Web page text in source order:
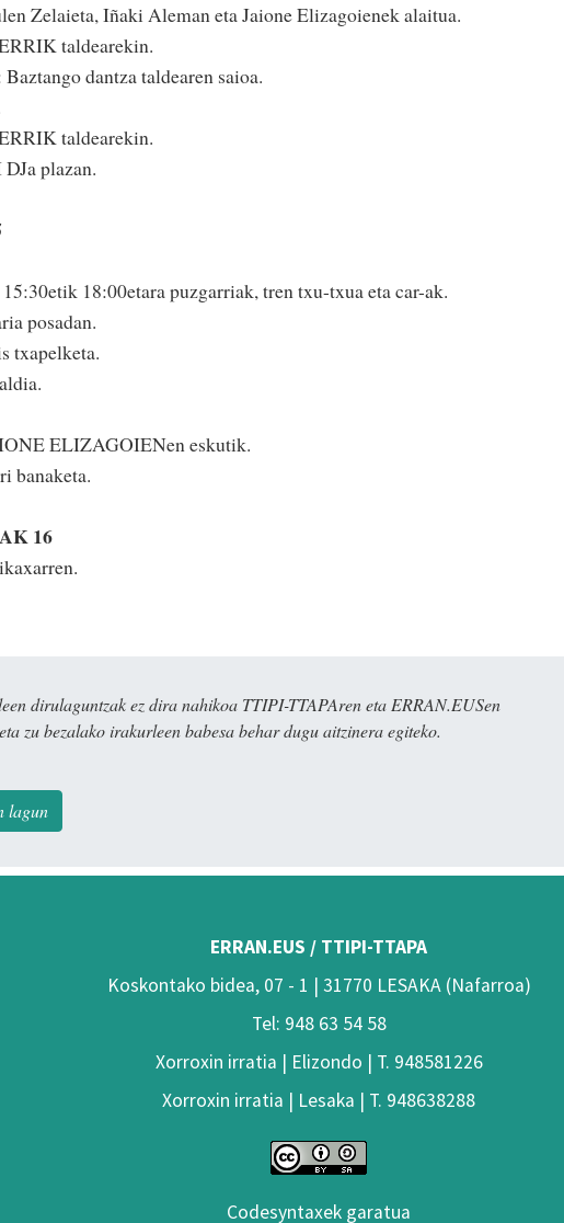
Zelaieta, Iñaki Aleman eta Jaione Elizagoienek alaitua.
taldearekin.
dan­tza­ taldearen saioa.
taldearekin.
plazan.
18:00­etara puzgarriak, tren txu-txua eta car-ak.
posadan.
txapelketa.
ELIZA­GOIENen eskutik.
banaketa.
16
dirulaguntzak ez dira nahikoa TTIPI-TTAPAren eta ERRAN.EUSen
zu bezalako irakurleen babesa behar dugu aitzinera egiteko.
lagun
ERRAN.EUS / TTIPI-TTAPA
Koskontako bidea, 07 - 1 | 31770 LESAKA (Nafarroa)
Tel: 948 63 54 58
Xorroxin irratia | Elizondo | T. 948581226
Xorroxin irratia | Lesaka | T. 948638288
Codesyntaxek garatua